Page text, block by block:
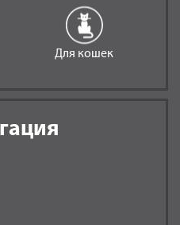
Для кошек